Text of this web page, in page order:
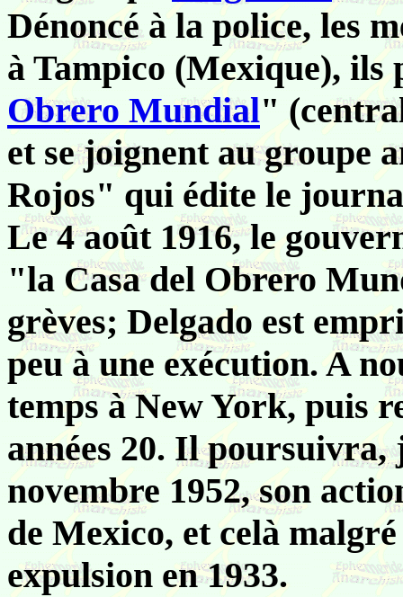
Dénoncé à la police, les
à Tampico (Mexique),
Obrero Mundial"
et se joignent au groupe
Rojos" qui édite le
Le 4 août 1916, le
"la Casa del Obrero
grèves; Delgado est
peu à une exécution. A
temps à New York, puis
années 20. Il poursuivra,
novembre 1952, son
de Mexico, et celà
expulsion en 1933.